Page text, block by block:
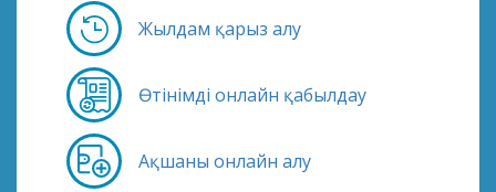
Жылдам қарыз алу
Өтінімді онлайн қабылдау
Ақшаны онлайн алу